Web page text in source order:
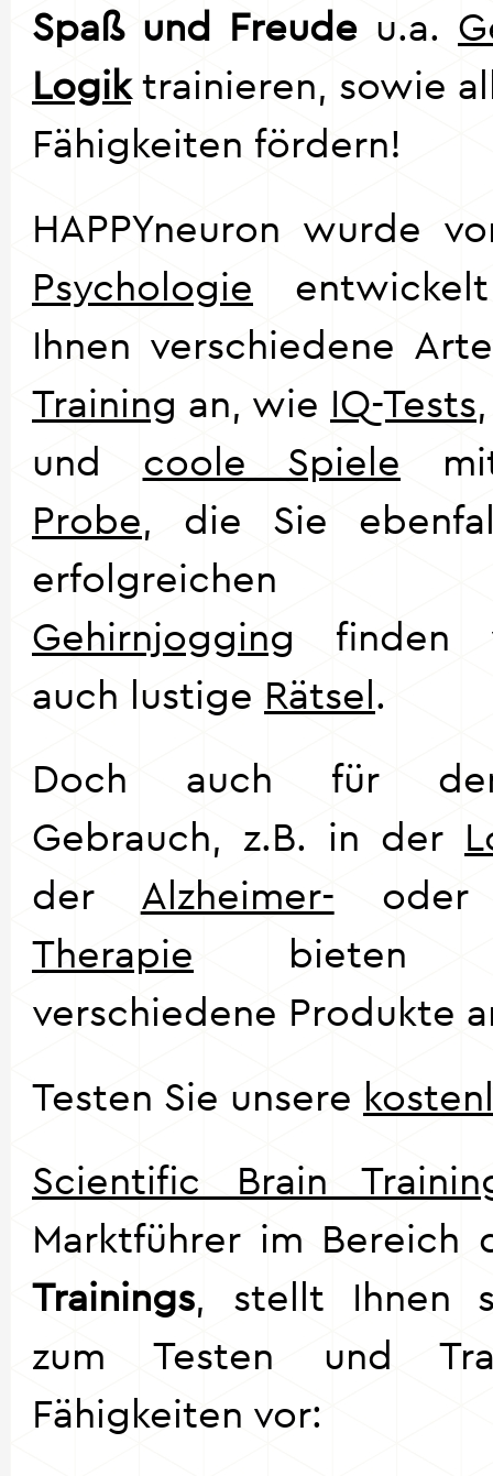
Spaß und Freude u.a.
Logiktrainieren, sowie
Fähigkeiten fördern!
HAPPYneuron wurde
Psychologie
Ihnen verschiedene
Training an, wie IQ-Tests
und coole Spiele
Probe, die Sie
erfolgreichen
Gehirnjogging finden
auch lustige Rätsel.
Doch auch für
Gebrauch, z.B. in der
der Alzheimer-
Therapie bieten
verschiedene Produkte
Testen Sie unsere
Scientific Brain
Marktführer im Bereich
Trainings, stellt Ihnen
zum Testen und
Fähigkeiten vor: